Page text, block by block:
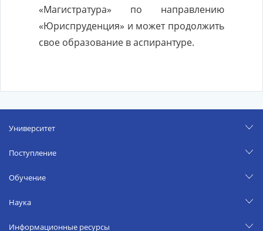
«Магистратура» по направлению
«Юриспруденция» и может продолжить
свое образование в аспирантуре.
Университет
Поступление
Обучение
Наука
Информационные ресурсы